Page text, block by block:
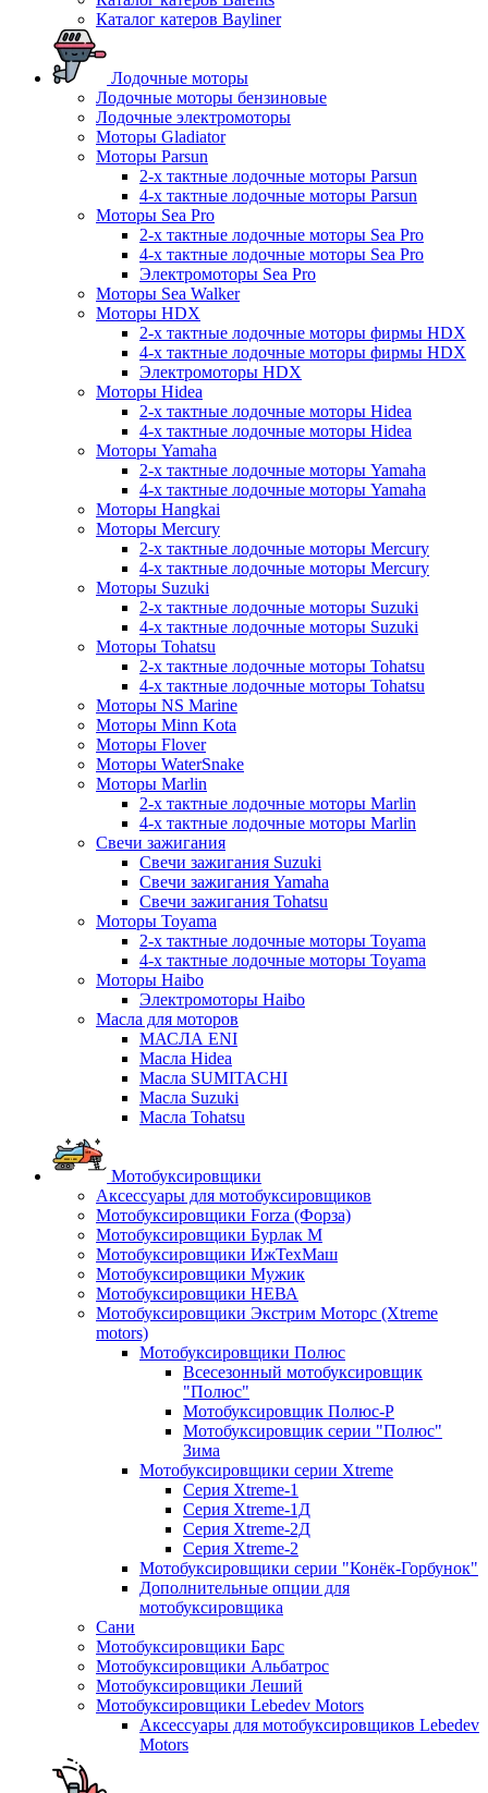
Каталог катеров Bayliner
Лодочные моторы
Лодочные моторы бензиновые
Лодочные электромоторы
Моторы Gladiator
Моторы Parsun
2-х тактные лодочные моторы Parsun
4-х тактные лодочные моторы Parsun
Моторы Sea Pro
2-х тактные лодочные моторы Sea Pro
4-х тактные лодочные моторы Sea Pro
Электромоторы Sea Pro
Моторы Sea Walker
Моторы HDX
2-х тактные лодочные моторы фирмы HDX
4-х тактные лодочные моторы фирмы HDX
Электромоторы HDX
Моторы Hidea
2-х тактные лодочные моторы Hidea
4-х тактные лодочные моторы Hidea
Моторы Yamaha
2-х тактные лодочные моторы Yamaha
4-х тактные лодочные моторы Yamaha
Моторы Hangkai
Моторы Mercury
2-х тактные лодочные моторы Mercury
4-х тактные лодочные моторы Mercury
Моторы Suzuki
2-х тактные лодочные моторы Suzuki
4-х тактные лодочные моторы Suzuki
Моторы Tohatsu
2-х тактные лодочные моторы Tohatsu
4-х тактные лодочные моторы Tohatsu
Моторы NS Marine
Моторы Minn Kota
Моторы Flover
Моторы WaterSnake
Моторы Marlin
2-х тактные лодочные моторы Marlin
4-х тактные лодочные моторы Marlin
Свечи зажигания
Свечи зажигания Suzuki
Свечи зажигания Yamaha
Свечи зажигания Tohatsu
Моторы Toyama
2-х тактные лодочные моторы Toyama
4-х тактные лодочные моторы Toyama
Моторы Haibo
Электромоторы Haibo
Масла для моторов
МАСЛА ENI
Масла Hidea
Масла SUMITACHI
Масла Suzuki
Масла Tohatsu
Мотобуксировщики
Аксессуары для мотобуксировщиков
Мотобуксировщики Forza (Форза)
Мотобуксировщики Бурлак М
Мотобуксировщики ИжТехМаш
Мотобуксировщики Мужик
Мотобуксировщики НЕВА
Мотобуксировщики Экстрим Моторс (Xtreme
motors)
Мотобуксировщики Полюс
Всесезонный мотобуксировщик
"Полюс"
Мотобуксировщик Полюс-Р
Мотобуксировщик серии "Полюс"
Зима
Мотобуксировщики серии Xtreme
Серия Xtreme-1
Серия Xtreme-1Д
Серия Xtreme-2Д
Серия Xtreme-2
Мотобуксировщики серии "Конёк-Горбунок"
Дополнительные опции для
мотобуксировщика
Сани
Мотобуксировщики Барс
Мотобуксировщики Альбатрос
Мотобуксировщики Леший
Мотобуксировщики Lebedev Motors
Аксессуары для мотобуксировщиков Lebedev
Motors